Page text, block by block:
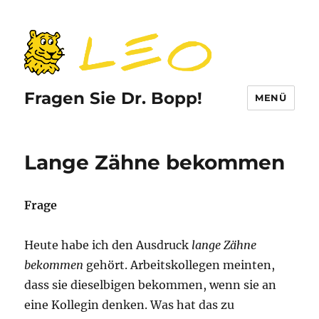
Fragen Sie Dr. Bopp! MENÜ
Lange Zähne bekommen
Frage
Heute habe ich den Ausdruck lange Zähne
bekommen gehört. Arbeitskollegen meinten,
dass sie dieselbigen bekommen, wenn sie an
eine Kollegin denken. Was hat das zu